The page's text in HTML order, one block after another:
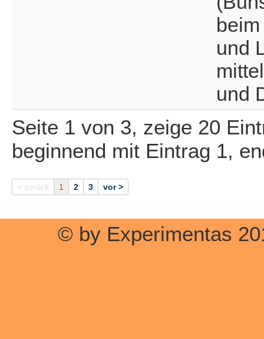
und
und
Seite 1 von 3, zeige 20
beginnend mit Eintrag 1,
< zurück 1 2 3 vor >
© by Experimentas